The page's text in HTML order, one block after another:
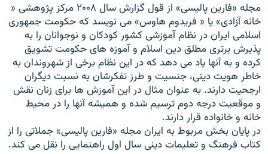
مجله «فارین پالیسی» از قول گزارش سال ۲۰۰۸ مرکز پژوهشی «
خانه آزادی» یا « فریدوم هاوس» می نویسد که حکومت جمهوری
اسلامی ایران در نظام آموزشی کشور کودکان و نوجوانان را به
پذیرش برتری مطلق دین اسلام و آموزه های حکومت تشویق
کرده و به آنها یاد می دهد که در این نظام برخی از شهروندان به
خاطر هویت دینی، جنسیت و طرز تفکرشان به نسبت دیگران
ارجحیت دارند. به عنوان مثال در این آموزش ها برای زنان نقش
و موقعیت درجه دوم ترسیم شده و همیشه آنها را در محیط
خانه و خانواده قرار دارند.
در پایان بخش مربوط به ایران مجله «فارین پالیسی» جملاتی را از
کتاب فرهنگ و تعلیمات دینی سال اول راهنمایی را نقل می کند.